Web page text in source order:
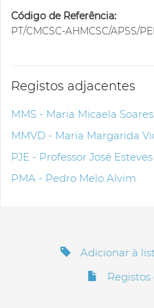
Código de Referência:
PT/CMCSC-AHMCSC/APSS/
Registos adjacentes
MMS - Maria Micaela Soares
MMVD - Maria Margarida
PJE - Professor José Esteves
PMA - Pedro Melo Alvim
Adicionar à